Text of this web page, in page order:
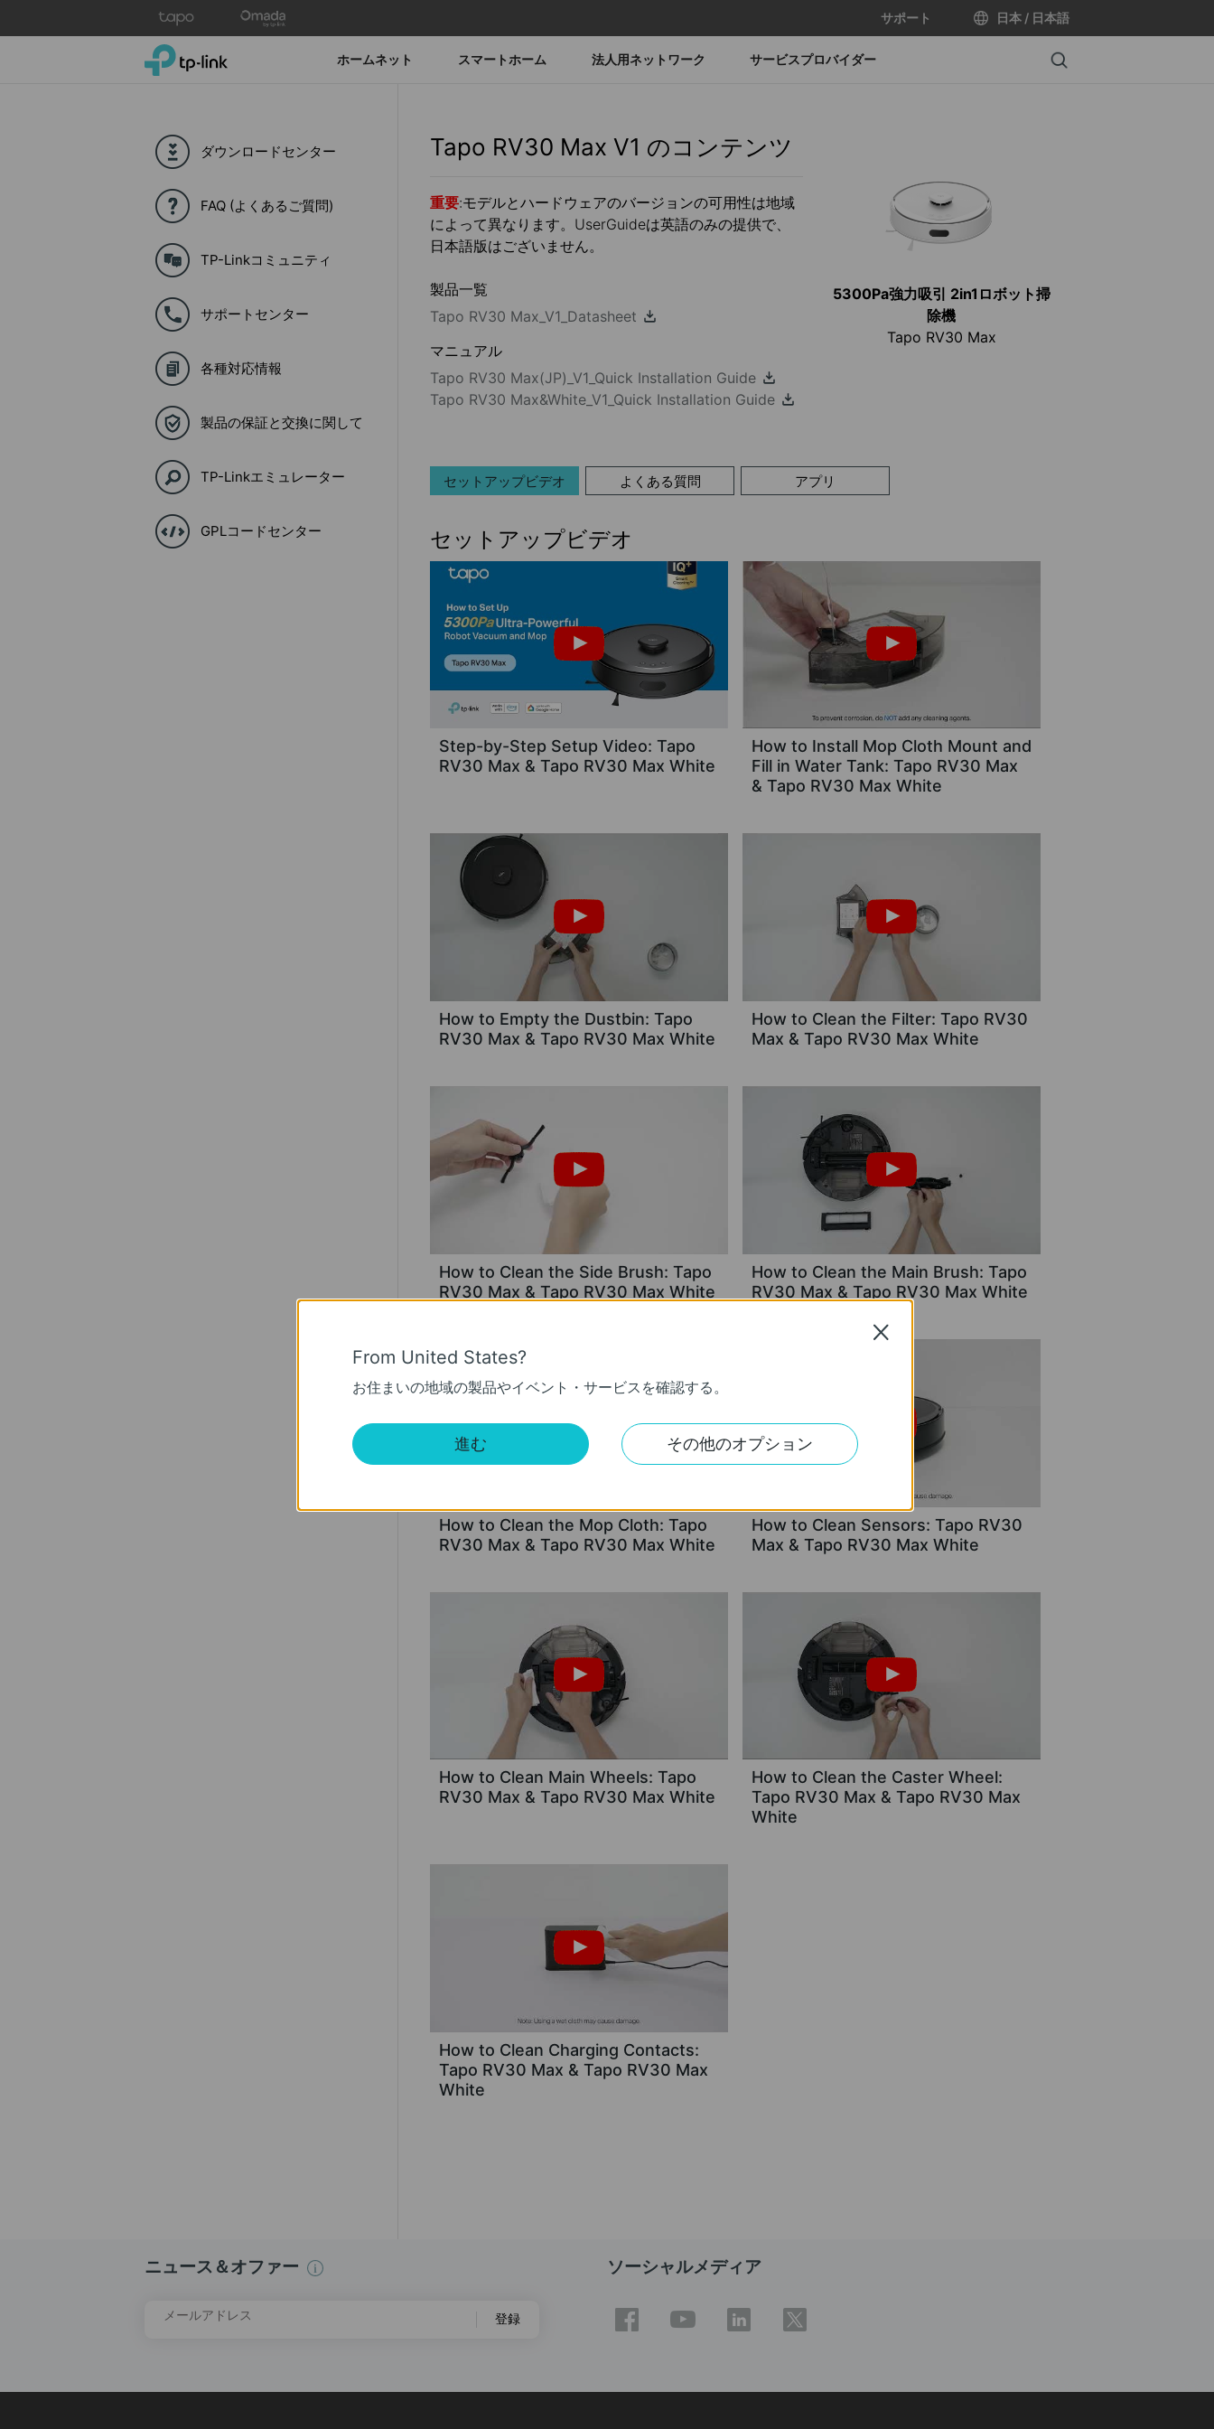
サポート 日本 / 日本語
TP-Link, Reliably Smart ホームネット スマートホーム 法人用ネットワーク サービスプロバイダー Search
ダウンロードセンター
FAQ (よくあるご質問)
TP-Linkコミュニティ
サポートセンター
各種対応情報
製品の保証と交換に関して
TP-Linkエミュレーター
GPLコードセンター
Tapo RV30 Max V1 のコンテンツ
重要:モデルとハードウェアのバージョンの可用性は地域
によって異なります。UserGuideは英語のみの提供で、
日本語版はございません。
製品一覧
Tapo RV30 Max_V1_Datasheet
マニュアル
Tapo RV30 Max(JP)_V1_Quick Installation Guide
Tapo RV30 Max&White_V1_Quick Installation Guide
5300Pa強力吸引 2in1ロボット掃
除機
Tapo RV30 Max
セットアップビデオ よくある質問 アプリ
セットアップビデオ
Step-by-Step Setup Video: Tapo
RV30 Max & Tapo RV30 Max White
How to Install Mop Cloth Mount and
Fill in Water Tank: Tapo RV30 Max
& Tapo RV30 Max White
How to Empty the Dustbin: Tapo
RV30 Max & Tapo RV30 Max White
How to Clean the Filter: Tapo RV30
Max & Tapo RV30 Max White
How to Clean the Side Brush: Tapo
RV30 Max & Tapo RV30 Max White
How to Clean the Main Brush: Tapo
RV30 Max & Tapo RV30 Max White
How to Clean the Mop Cloth: Tapo
RV30 Max & Tapo RV30 Max White
How to Clean Sensors: Tapo RV30
Max & Tapo RV30 Max White
How to Clean Main Wheels: Tapo
RV30 Max & Tapo RV30 Max White
How to Clean the Caster Wheel:
Tapo RV30 Max & Tapo RV30 Max
White
How to Clean Charging Contacts:
Tapo RV30 Max & Tapo RV30 Max
White
ニュース＆オファー
メールアドレス 登録
ソーシャルメディア
From United States?
お住まいの地域の製品やイベント・サービスを確認する。
進む その他のオプション
Close